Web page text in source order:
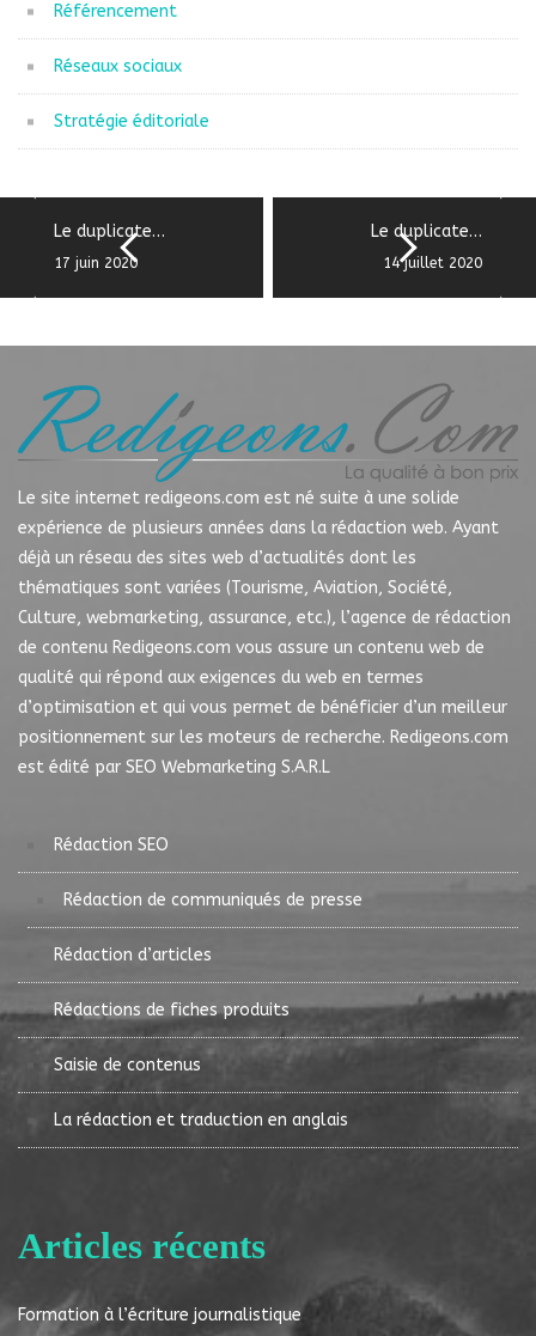
Référencement
Réseaux sociaux
Stratégie éditoriale
Le duplicate…
17 juin 2020
Le duplicate…
14 juillet 2020
Le site internet redigeons.com est né suite à une solide
expérience de plusieurs années dans la rédaction web. Ayant
déjà un réseau des sites web d’actualités dont les
thématiques sont variées (Tourisme, Aviation, Société,
Culture, webmarketing, assurance, etc.), l’agence de rédaction
de contenu Redigeons.com vous assure un contenu web de
qualité qui répond aux exigences du web en termes
d’optimisation et qui vous permet de bénéficier d’un meilleur
positionnement sur les moteurs de recherche. Redigeons.com
est édité par SEO Webmarketing S.A.R.L
Rédaction SEO
Rédaction de communiqués de presse
Rédaction d’articles
Rédactions de fiches produits
Saisie de contenus
La rédaction et traduction en anglais
Articles récents
Formation à l’écriture journalistique